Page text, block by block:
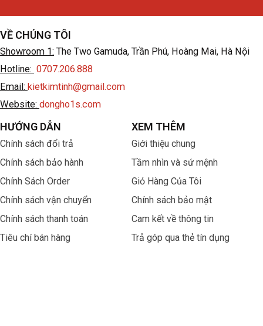
VỀ CHÚNG TÔI
Showroom 1: The Two Gamuda, Trần Phú, Hoàng Mai, Hà Nội
Hotline: 0707.206.888
Email: kietkimtinh@gmail.com
Website: dongho1s.com
HƯỚNG DẪN
Chính sách đổi trả
Chính sách bảo hành
Chính Sách Order
Chính sách vận chuyển
Chính sách thanh toán
Tiêu chí bán hàng
XEM THÊM
Giới thiệu chung
Tầm nhìn và sứ mệnh
Giỏ Hàng Của Tôi
Chính sách bảo mật
Cam kết về thông tin
Trả góp qua thẻ tín dụng